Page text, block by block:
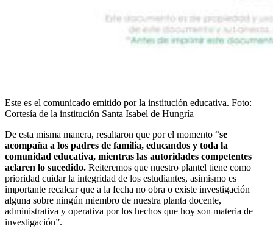
Este es el comunicado emitido por la institución educativa. Foto:
Cortesía de la institución Santa Isabel de Hungría
De esta misma manera, resaltaron que por el momento “se
acompaña a los padres de familia, educandos y toda la
comunidad educativa, mientras las autoridades competentes
aclaren lo sucedido. Reiteremos que nuestro plantel tiene como
prioridad cuidar la integridad de los estudiantes, asimismo es
importante recalcar que a la fecha no obra o existe investigación
alguna sobre ningún miembro de nuestra planta docente,
administrativa y operativa por los hechos que hoy son materia de
investigación”.